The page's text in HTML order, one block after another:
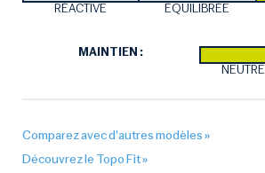
RÉACTIVE ÉQUILIBRÉE
MAINTIEN :
NEUTRE
Comparez avec d'autres modèles »
Découvrez le Topo Fit »